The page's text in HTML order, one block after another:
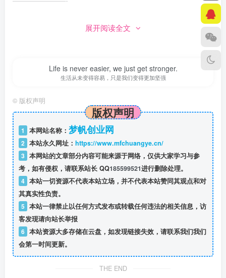
链接: https://daily.zhihu.com/story/9784375
漆，他是怎么做到的？普通人要做到有多难？
———————-
标题: iPhone Air 国行版当前仅支持中国联通 eSIM 服务，为
何 eSIM 在国内这么难普及？
链接: https://daily.zhihu.com/story/9784381
———————-
—- 知乎新闻 End —-
IT之家新闻
新闻来源：ITHome之家科技新闻
标题: 2025 年 9 月汽车销量 / 交付汇总：长安汽车 26.6 万
展开阅读全文
Life is never easier, we just get stronger.
生活从未变得容易，只是我们变得更加坚强
© 版权声明
版权声明
1 本网站名称： 梦帆创业网
2 本站永久网址： https://www.mfchuangye.cn/
3 本网站的文章部分内容可能来源于网络，仅供大家学习与参
考，如有侵权，请联系站长 QQ185599521进行删除处理。
4 本站一切资源不代表本站立场，并不代表本站赞同其观点和对
其真实性负责。
5 本站一律禁止以任何方式发布或转载任何违法的相关信息，访
客发现请向站长举报
6 本站资源大多存储在云盘，如发现链接失效，请联系我们我们
会第一时间更新。
THE END